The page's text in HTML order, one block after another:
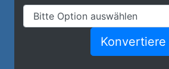
Konvertiere